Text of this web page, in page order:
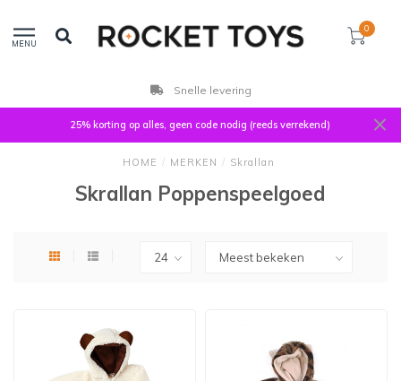
MENU
0
Snelle levering
25% korting op alles, geen code nodig (reeds verrekend)
HOME / MERKEN / Skrallan
Skrallan Poppenspeelgoed